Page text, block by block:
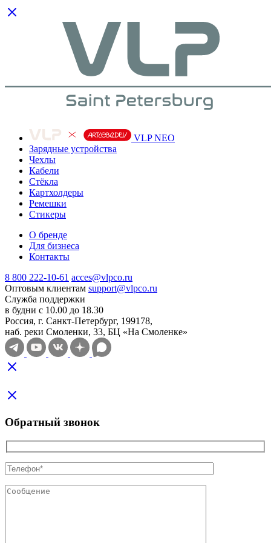
VLP NEO
Зарядные устройства
Чехлы
Кабели
Cтёкла
Картхолдеры
Ремешки
Стикеры
О бренде
Для бизнеса
Контакты
8 800 222-10-61 acces@vlpco.ru
Оптовым клиентам support@vlpco.ru
Служба поддержки
в будни с 10.00 до 18.30
Россия, г. Санкт-Петербург, 199178,
наб. реки Смоленки, 33, БЦ «На Смоленке»
Обратный звонок